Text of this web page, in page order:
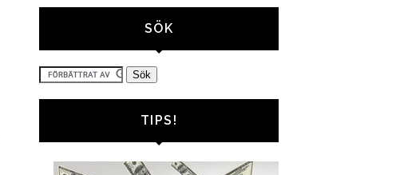
SÖK
TIPS!